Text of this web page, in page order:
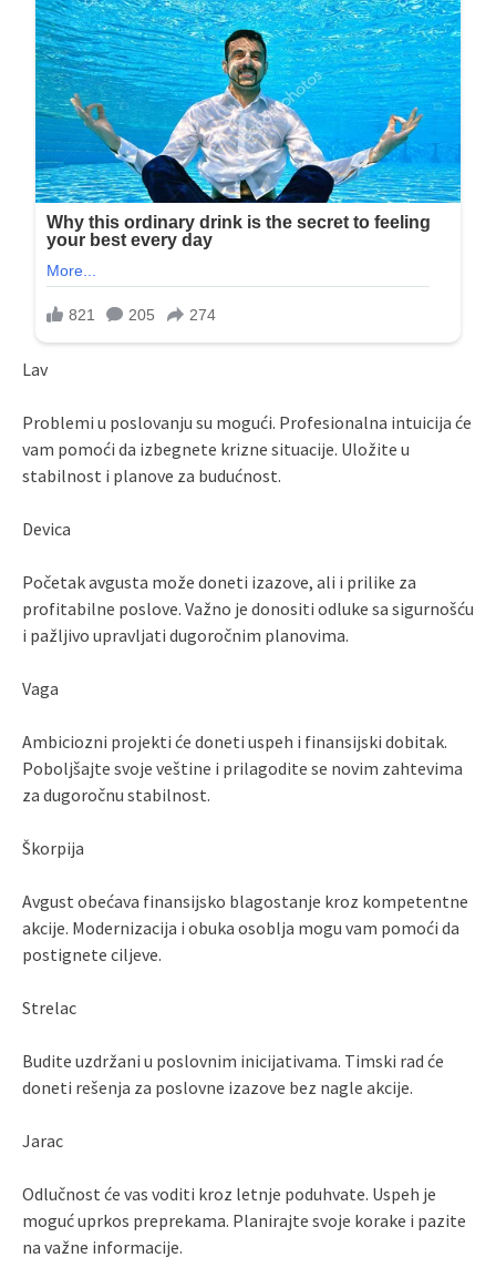
Lav
Problemi u poslovanju su mogući. Profesionalna intuicija će
vam pomoći da izbegnete krizne situacije. Uložite u
stabilnost i planove za budućnost.
Devica
Početak avgusta može doneti izazove, ali i prilike za
profitabilne poslove. Važno je donositi odluke sa sigurnošću
i pažljivo upravljati dugoročnim planovima.
Vaga
Ambiciozni projekti će doneti uspeh i finansijski dobitak.
Poboljšajte svoje veštine i prilagodite se novim zahtevima
za dugoročnu stabilnost.
Škorpija
Avgust obećava finansijsko blagostanje kroz kompetentne
akcije. Modernizacija i obuka osoblja mogu vam pomoći da
postignete ciljeve.
Strelac
Budite uzdržani u poslovnim inicijativama. Timski rad će
doneti rešenja za poslovne izazove bez nagle akcije.
Jarac
Odlučnost će vas voditi kroz letnje poduhvate. Uspeh je
moguć uprkos preprekama. Planirajte svoje korake i pazite
na važne informacije.